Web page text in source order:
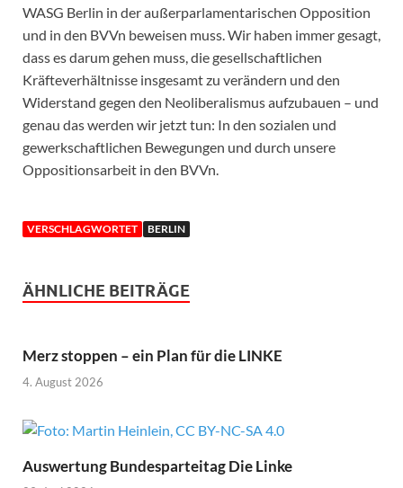
WASG Berlin in der außerparlamentarischen Opposition
und in den BVVn beweisen muss. Wir haben immer gesagt,
dass es darum gehen muss, die gesellschaftlichen
Kräfteverhältnisse insgesamt zu verändern und den
Widerstand gegen den Neoliberalismus aufzubauen – und
genau das werden wir jetzt tun: In den sozialen und
gewerkschaftlichen Bewegungen und durch unsere
Oppositionsarbeit in den BVVn.
VERSCHLAGWORTET BERLIN
ÄHNLICHE BEITRÄGE
Merz stoppen – ein Plan für die LINKE
4. August 2026
Auswertung Bundesparteitag Die Linke